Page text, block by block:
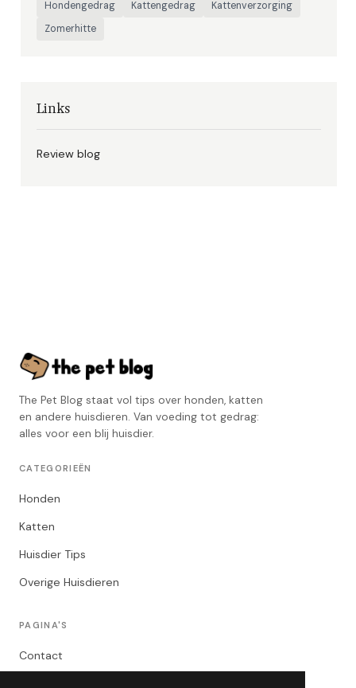
Hondengedrag
Kattengedrag
Kattenverzorging
Zomerhitte
Links
Review blog
The Pet Blog staat vol tips over honden, katten
en andere huisdieren. Van voeding tot gedrag:
alles voor een blij huisdier.
CATEGORIEËN
Honden
Katten
Huisdier Tips
Overige Huisdieren
PAGINA'S
Contact